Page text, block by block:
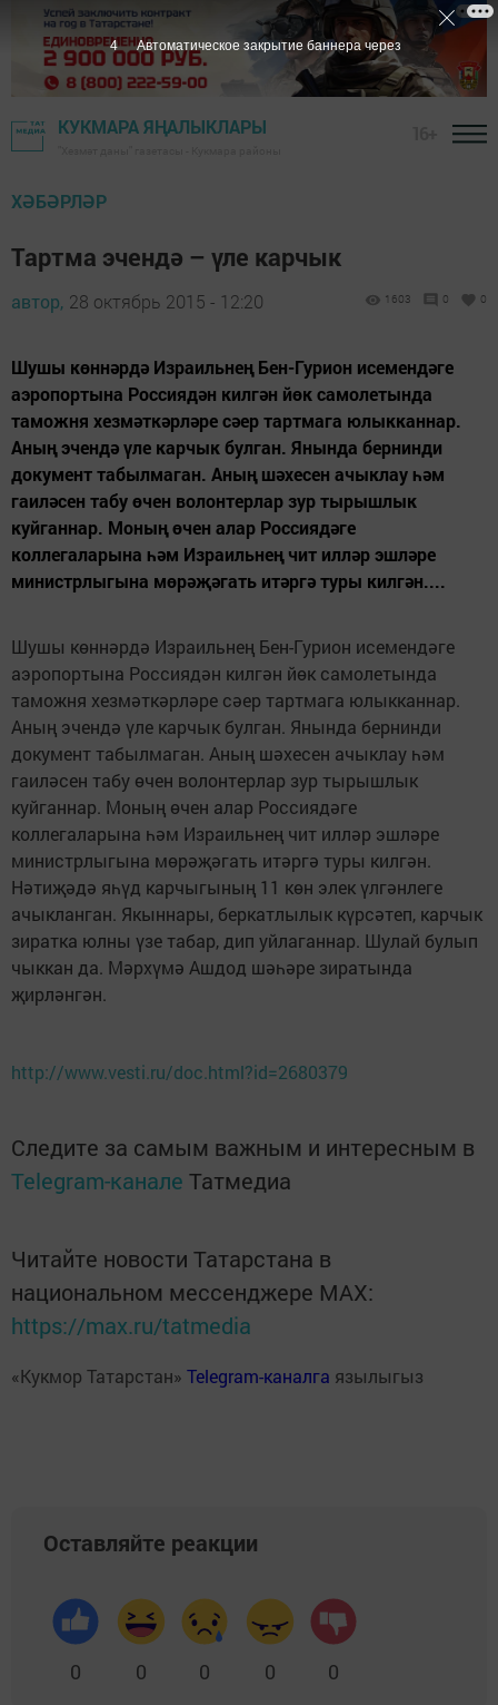
КУКМАРА ЯҢАЛЫКЛАРЫ
ХӘБӘРЛӘР
Тартма эчендә – үле карчык
автор, 28 октябрь 2015 - 12:20 1603 0 0
Шушы көннәрдә Израильнең Бен-Гурион исемендәге
аэропортына Россиядән килгән йөк самолетында
таможня хезмәткәрләре сәер тартмага юлыкканнар.
Аның эчендә үле карчык булган. Янында бернинди
документ табылмаган. Аның шәхесен ачыклау һәм
гаиләсен табу өчен волонтерлар зур тырышлык
куйганнар. Моның өчен алар Россиядәге
коллегаларына һәм Израильнең чит илләр эшләре
министрлыгына мөрәҗәгать итәргә туры килгән....
Шушы көннәрдә Израильнең Бен-Гурион исемендәге
аэропортына Россиядән килгән йөк самолетында
таможня хезмәткәрләре сәер тартмага юлыкканнар.
Аның эчендә үле карчык булган. Янында бернинди
документ табылмаган. Аның шәхесен ачыклау һәм
гаиләсен табу өчен волонтерлар зур тырышлык
куйганнар. Моның өчен алар Россиядәге
коллегаларына һәм Израильнең чит илләр эшләре
министрлыгына мөрәҗәгать итәргә туры килгән.
Нәтиҗәдә яһүд карчыгының 11 көн элек үлгәнлеге
ачыкланган. Якыннары, беркатлылык күрсәтеп, карчык
зиратка юлны үзе табар, дип уйлаганнар. Шулай булып
чыккан да. Мәрхүмә Ашдод шәһәре зиратында
җирләнгән.
http://www.vesti.ru/doc.html?id=2680379
Следите за самым важным и интересным в
Telegram-канале Татмедиа
Читайте новости Татарстана в
национальном мессенджере MАХ:
https://max.ru/tatmedia
«Кукмор Татарстан» Telegram-каналга язылыгыз
Оставляйте реакции
0 0 0 0 0
3 Автоматическое закрытие баннера через